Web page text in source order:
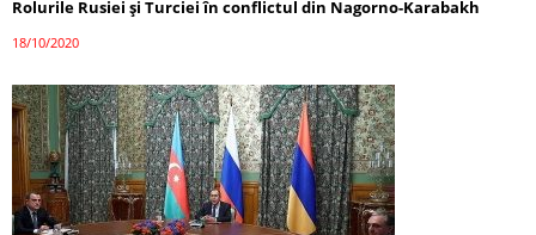
Rolurile Rusiei și Turciei în conflictul din Nagorno-Karabakh
18/10/2020